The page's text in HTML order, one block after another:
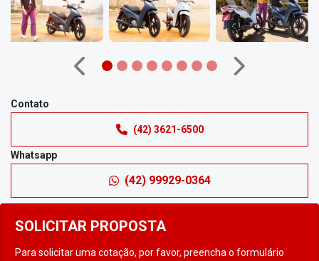
SOLICITAR PROPOSTA
Para solicitar uma cotação, por favor, preencha o formulário
Anterior Próximo
Contato
(42) 3621-6500
Whatsapp
(42) 99929-0364